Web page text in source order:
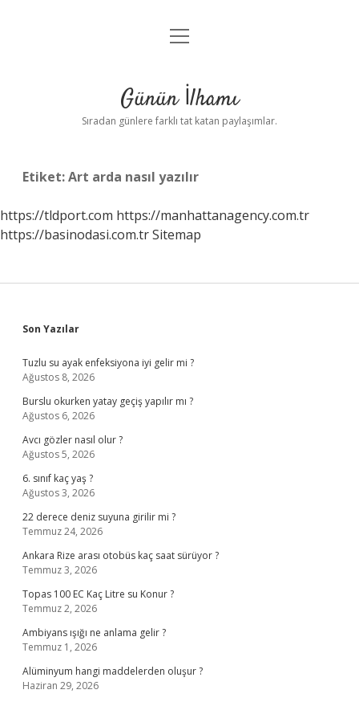
Anasayfa
Yasal Uyarı
menüyü
Günün İlhamı
Sıradan günlere farklı tat katan paylaşımlar.
Etiket:Art arda nasıl yazılır
https://tldport.com https://manhattanagency.com.tr
https://basinodasi.com.trSitemap
Sidebar
Son Yazılar
Tuzlu su ayak enfeksiyona iyi gelir mi ?
Ağustos 8, 2026
Burslu okurken yatay geçiş yapılır mı ?
Ağustos 6, 2026
Avcı gözler nasıl olur ?
Ağustos 5, 2026
6. sınıf kaç yaş ?
Ağustos 3, 2026
22 derece deniz suyuna girilir mi ?
Temmuz 24, 2026
Ankara Rize arası otobüs kaç saat sürüyor ?
Temmuz 3, 2026
Topas 100 EC Kaç Litre su Konur ?
Temmuz 2, 2026
Ambiyans ışığı ne anlama gelir ?
Temmuz 1, 2026
Alüminyum hangi maddelerden oluşur ?
Haziran 29, 2026